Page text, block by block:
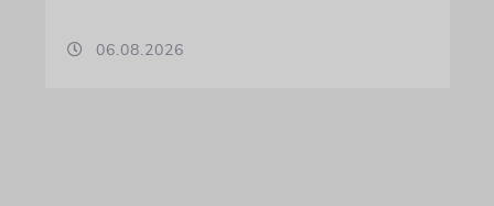
06.08.2026